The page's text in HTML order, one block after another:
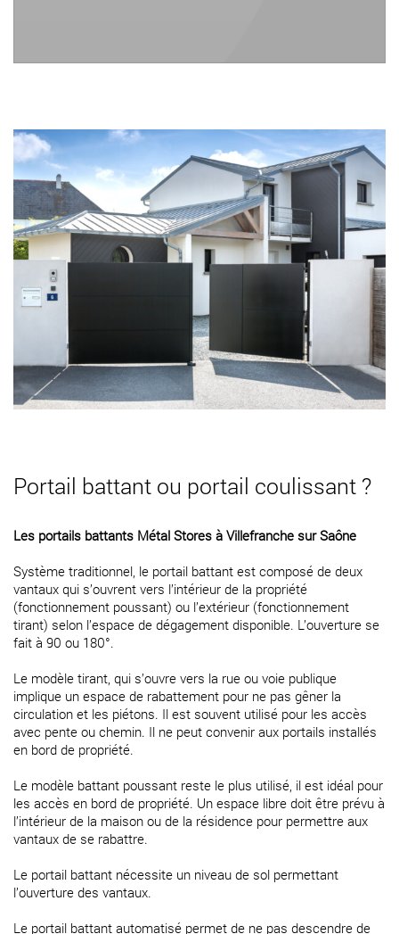
Portail battant ou portail coulissant ?
Les portails battants Métal Stores à Villefranche sur Saône
Système traditionnel, le portail battant est composé de deux
vantaux qui s’ouvrent vers l’intérieur de la propriété
(fonctionnement poussant) ou l’extérieur (fonctionnement
tirant) selon l’espace de dégagement disponible. L’ouverture se
fait à 90 ou 180°.
Le modèle tirant, qui s’ouvre vers la rue ou voie publique
implique un espace de rabattement pour ne pas gêner la
circulation et les piétons. Il est souvent utilisé pour les accès
avec pente ou chemin. Il ne peut convenir aux portails installés
en bord de propriété.
Le modèle battant poussant reste le plus utilisé, il est idéal pour
les accès en bord de propriété. Un espace libre doit être prévu à
l’intérieur de la maison ou de la résidence pour permettre aux
vantaux de se rabattre.
Le portail battant nécessite un niveau de sol permettant
l’ouverture des vantaux.
Le portail battant automatisé permet de ne pas descendre de